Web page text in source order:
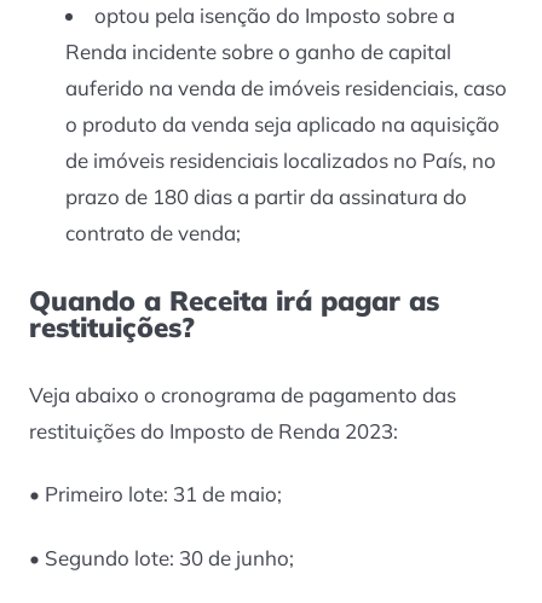
optou pela isenção do Imposto sobre a
Renda incidente sobre o ganho de capital
auferido na venda de imóveis residenciais, caso
o produto da venda seja aplicado na aquisição
de imóveis residenciais localizados no País, no
prazo de 180 dias a partir da assinatura do
contrato de venda;
Quando a Receita irá pagar as
restituições?
Veja abaixo o cronograma de pagamento das
restituições do Imposto de Renda 2023:
• Primeiro lote: 31 de maio;
• Segundo lote: 30 de junho;